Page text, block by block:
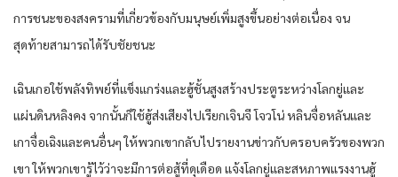
การชนะของสงครามที่เกี่ยวข้องกับมนุษย์เพิ่มสูงขึ้นอย่างต่อเนื่อง จน
สุดท้ายสามารถได้รับชัยชนะ
เฉินเกอใช้พลังทิพย์ที่แข็งแกร่งและฮู้ชั้นสูงสร้างประตูระหว่างโลกยู่และ
แผ่นดินหลิงคง จากนั้นก็ใช้ฮู้ส่งเสียงไปเรียกเจินจี โจวโน่ หลินจื่อหลันและ
เกาจื่อเฉิงและคนอื่นๆ ให้พวกเขากลับไปรายงานข่าวกับครอบครัวของพวก
เขา ให้พวกเขารู้ไว้ว่าจะมีการต่อสู้ที่ดุเดือด แจ้งโลกยู่และสหภาพแรงงานฮู้